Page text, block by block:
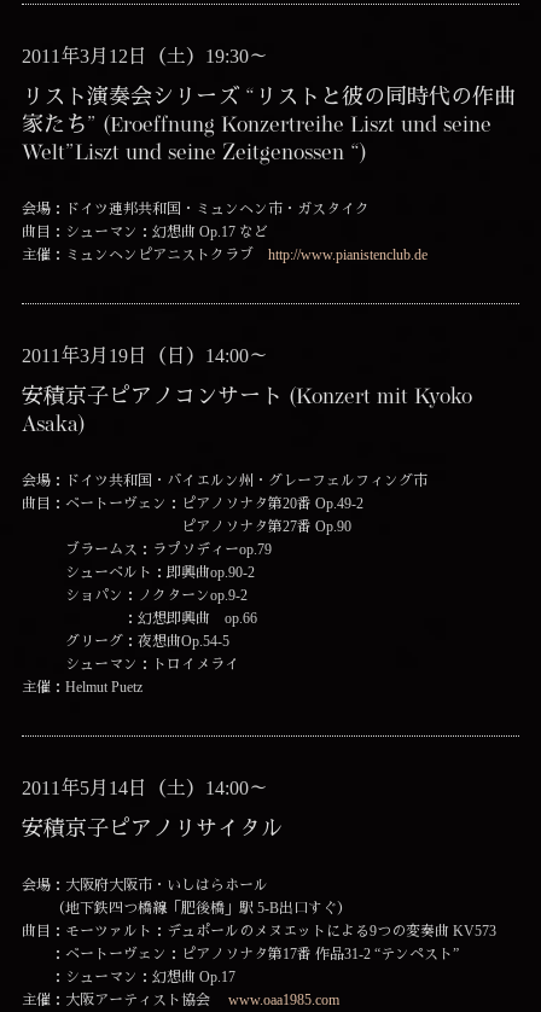
2011年3月12日（土）19:30～
リスト演奏会シリーズ “リストと彼の同時代の作曲
家たち” (Eroeffnung Konzertreihe Liszt und seine
Welt”Liszt und seine Zeitgenossen “)
会場：ドイツ連邦共和国・ミュンヘン市・ガスタイク
曲目：シューマン：幻想曲 Op.17 など
主催：ミュンヘンピアニストクラブ http://www.pianistenclub.de
2011年3月19日（日）14:00～
安積京子ピアノコンサート (Konzert mit Kyoko
Asaka)
会場：ドイツ共和国・バイエルン州・グレーフェルフィング市
曲目：ベートーヴェン：ピアノソナタ第20番 Op.49-2
ピアノソナタ第27番 Op.90
ブラームス：ラプソディーop.79
シューベルト：即興曲op.90-2
ショパン：ノクターンop.9-2
：幻想即興曲 op.66
グリーグ：夜想曲Op.54-5
シューマン：トロイメライ
主催：Helmut Puetz
2011年5月14日（土）14:00～
安積京子ピアノリサイタル
会場：大阪府大阪市・いしはらホール
（地下鉄四つ橋線「肥後橋」駅 5-B出口すぐ）
曲目：モーツァルト：デュポールのメヌエットによる9つの変奏曲 KV573
：ベートーヴェン：ピアノソナタ第17番 作品31-2 “テンペスト”
：シューマン：幻想曲 Op.17
主催：大阪アーティスト協会
www.oaa1985.com